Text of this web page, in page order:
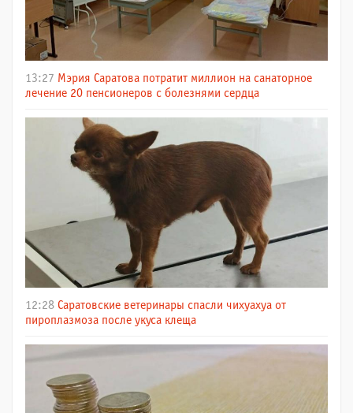
13:27 Мэрия Саратова потратит миллион на санаторное
лечение 20 пенсионеров с болезнями сердца
12:28 Саратовские ветеринары спасли чихуахуа от
пироплазмоза после укуса клеща